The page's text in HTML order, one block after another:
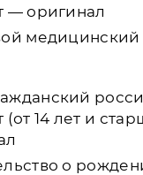
— оригинал
медицинский
(от 14 лет и
о